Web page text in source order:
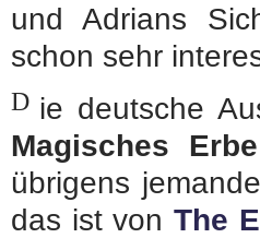
und Adrians
schon sehr
D ie deutsche
Magisches Erbe
übrigens
das ist von The